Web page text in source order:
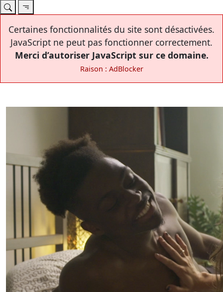
Certaines fonctionnalités du site sont désactivées.
JavaScript ne peut pas fonctionner correctement.
Merci d’autoriser JavaScript sur ce domaine.
Raison : AdBlocker